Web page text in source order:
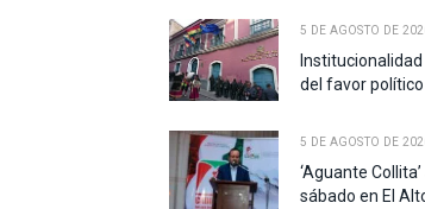
5 DE AGOSTO DE
del favor político
5 DE AGOSTO DE
‘Aguante
sábado en El